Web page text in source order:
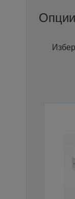
Опции